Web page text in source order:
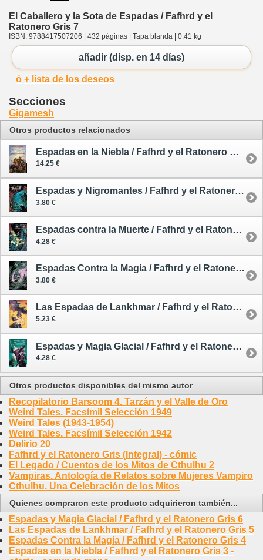
El Caballero y la Sota de Espadas / Fafhrd y el
Ratonero Gris 7
ISBN: 9788417507206 | 432 páginas | Tapa blanda | 0.41 kg
añadir (disp. en 14 días)
ó + lista de los deseos
Secciones
Gigamesh
Otros productos relacionados
Espadas en la Niebla / Fafhrd y el Ratonero Gris 3 - oferta - segunda mano
14.25 €
Espadas y Nigromantes / Fafhrd y el Ratonero Gris 1
3.80 €
Espadas contra la Muerte / Fafhrd y el Ratonero Gris 2
4.28 €
Espadas Contra la Magia / Fafhrd y el Ratonero Gris 4
3.80 €
Las Espadas de Lankhmar / Fafhrd y el Ratonero Gris 5
5.23 €
Espadas y Magia Glacial / Fafhrd y el Ratonero Gris 6
4.28 €
Otros productos disponibles del mismo autor
Recopilatorio Barsoom 4. Tarzán y el Valle de Oro
Weird Tales. Facsímil Selección 1949
Weird Tales (1943-1954)
Weird Tales. Facsímil Selección 1942
Delirio 20
Fafhrd y el Ratonero Gris (Integral) - cómic
El Legado / Cuentos de los Mitos de Cthulhu 2
Vampiras. Antología de Relatos sobre Mujeres Vampiro
Cthulhu. Una Celebración de los Mitos
Quienes compraron este producto adquirieron también...
Espadas y Magia Glacial / Fafhrd y el Ratonero Gris 6
Las Espadas de Lankhmar / Fafhrd y el Ratonero Gris 5
Espadas Contra la Magia / Fafhrd y el Ratonero Gris 4
Espadas en la Niebla / Fafhrd y el Ratonero Gris 3 -